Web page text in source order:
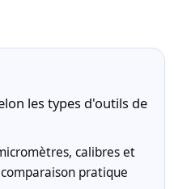
les types d'outils de
calibres et
pratique